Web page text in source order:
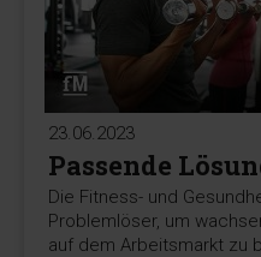
23.06.2023
Passende
Die Fitness- und
Problemlöser, um
auf dem Arbeitsmarkt zu